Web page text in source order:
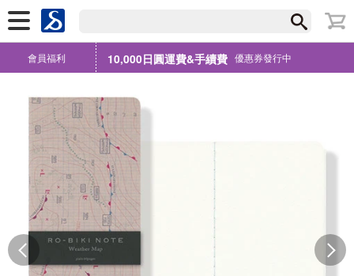
會員福利 10,000日圓運費&手續費 優惠券發行中